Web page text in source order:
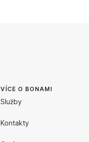
VÍCE O BONAMI
Služby
Kontakty